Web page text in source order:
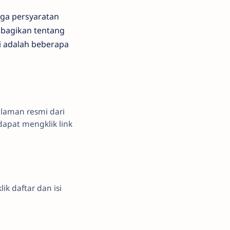
persyaratan
tentang
beberapa
resmi dari
mengklik link
daftar dan isi